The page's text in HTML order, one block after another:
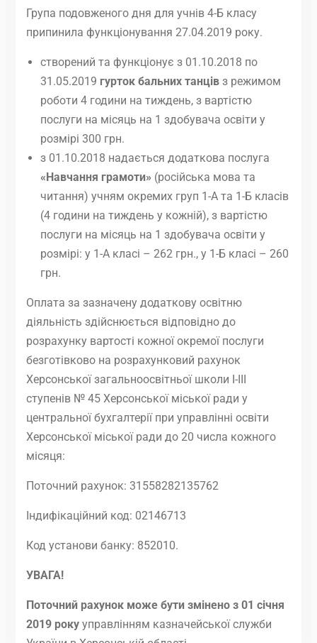
Група подовженого дня для учнів 4-Б класу
припинила функціонування 27.04.2019 року.
створений та функціонує з 01.10.2018 по
31.05.2019 гурток бальних танцівз режимом
роботи 4 години на тиждень, з вартістю
послуги на місяць на 1 здобувача освіти у
розмірі 300 грн.
з 01.10.2018 надається додаткова послуга
«Навчання грамоти» (російська мова та
читання) учням окремих груп 1-А та 1-Б класів
(4 години на тиждень у кожній), з вартістю
послуги на місяць на 1 здобувача освіти у
розмірі: у 1-А класі – 262 грн., у 1-Б класі – 260
грн.
Оплата за зазначену додаткову освітню
діяльність здійснюється відповідно до
розрахунку вартості кожної окремої послуги
безготівково на розрахунковий рахунок
Херсонської загальноосвітньої школи І-ІІІ
ступенів № 45 Херсонської міської ради у
центральної бухгалтерії при управлінні освіти
Херсонської міської ради до 20 числа кожного
місяця:
Поточний рахунок: 31558282135762
Індифікаційний код: 02146713
Код установи банку: 852010.
УВАГА!
Поточний рахунок може бути змінено з 01 січня
2019 рокууправлінням казначейської служби